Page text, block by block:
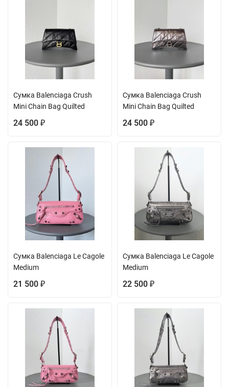
Сумка Balenciaga Crush
Mini Chain Bag Quilted
24 500 ₽
Сумка Balenciaga Crush
Mini Chain Bag Quilted
24 500 ₽
Сумка Balenciaga Le Cagole
Medium
21 500 ₽
Сумка Balenciaga Le Cagole
Medium
22 500 ₽